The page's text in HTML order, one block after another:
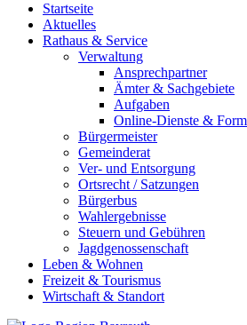
Startseite
Aktuelles
Rathaus & Service
Verwaltung
Ansprechpartner
Ämter & Sachgebiete
Aufgaben
Online-Dienste &
Bürgermeister
Gemeinderat
Ver- und Entsorgung
Ortsrecht / Satzungen
Bürgerbus
Wahlergebnisse
Steuern und Gebühren
Jagdgenossenschaft
Leben & Wohnen
Freizeit & Tourismus
Wirtschaft & Standort